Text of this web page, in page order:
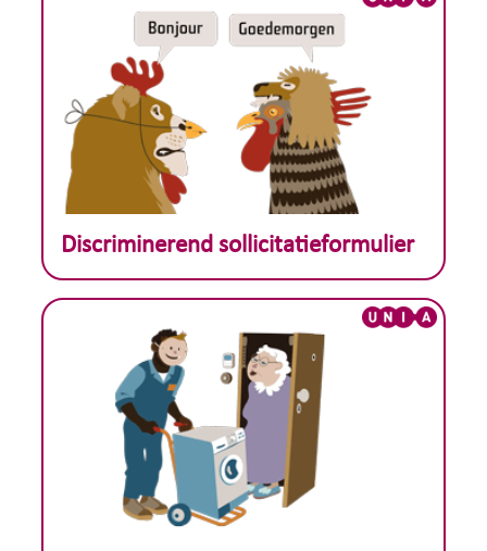
Theoretisch voorbeeld :
Discriminerend sollicitatieformulier